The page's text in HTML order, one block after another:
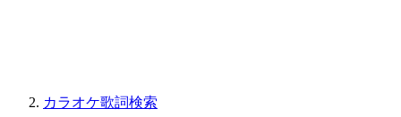
カラオケ歌詞検索